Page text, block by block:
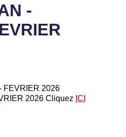
-
FEVRIER 2026
2026 Cliquez ICI